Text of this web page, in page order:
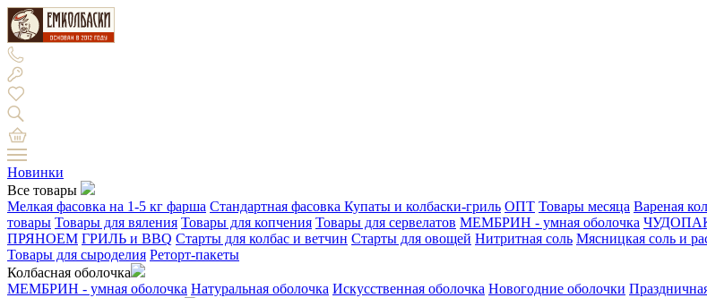
Новинки
Все товары
Мелкая фасовка на 1-5 кг фарша Стандартная фасовка Купаты и колбаски-гриль ОПТ Товары месяца Вареная
товары Товары для вяления Товары для копчения Товары для сервелатов МЕМБРИН - умная оболочка
ПРЯНОЕМ ГРИЛЬ и BBQ Старты для колбас и ветчин Старты для овощей Нитритная соль Мясницкая соль и
Товары для сыроделия Реторт-пакеты
Колбасная оболочка
МЕМБРИН - умная оболочка Натуральная оболочка Искусственная оболочка Новогодние оболочки